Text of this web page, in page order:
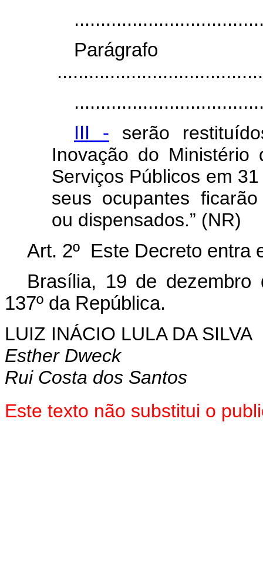
III - serão
Inovação do
Serviços Públicos em
seus ocupantes
ou dispensados.” (NR)
Art. 2º Este Decreto entra
Brasília, 19 de dezembro
137º da República.
LUIZ INÁCIO LULA DA SILVA
Esther Dweck
Rui Costa dos Santos
Este texto não substitui o